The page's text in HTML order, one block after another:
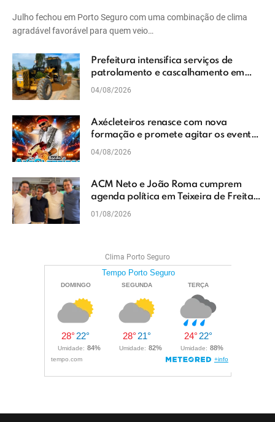
Julho fechou em Porto Seguro com uma combinação de clima
agradável favorável para quem veio…
Prefeitura intensifica serviços de
patrolamento e cascalhamento em
Vera Cruz
04/08/2026
Axécleteiros renasce com nova
formação e promete agitar os eventos
do Extremo Sul da Bahia
04/08/2026
ACM Neto e João Roma cumprem
agenda política em Teixeira de Freitas
e reforçam projeto para o Extremo Sul
01/08/2026
Clima Porto Seguro